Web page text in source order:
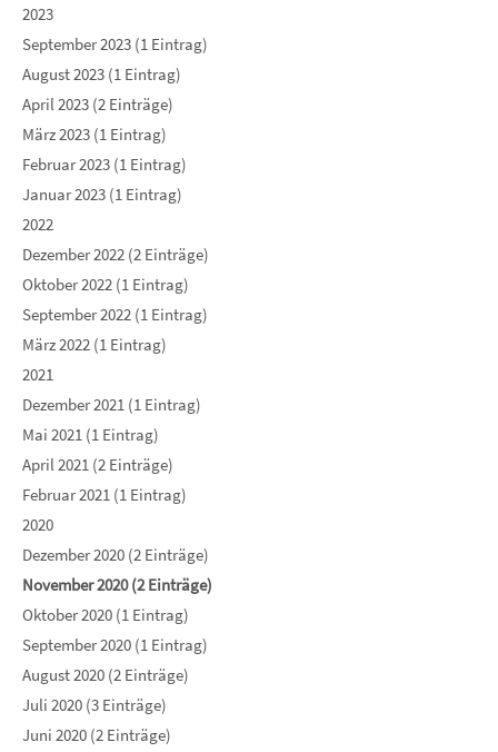
2023
September 2023 (1 Eintrag)
August 2023 (1 Eintrag)
April 2023 (2 Einträge)
März 2023 (1 Eintrag)
Februar 2023 (1 Eintrag)
Januar 2023 (1 Eintrag)
2022
Dezember 2022 (2 Einträge)
Oktober 2022 (1 Eintrag)
September 2022 (1 Eintrag)
März 2022 (1 Eintrag)
2021
Dezember 2021 (1 Eintrag)
Mai 2021 (1 Eintrag)
April 2021 (2 Einträge)
Februar 2021 (1 Eintrag)
2020
Dezember 2020 (2 Einträge)
November 2020 (2 Einträge)
Oktober 2020 (1 Eintrag)
September 2020 (1 Eintrag)
August 2020 (2 Einträge)
Juli 2020 (3 Einträge)
Juni 2020 (2 Einträge)